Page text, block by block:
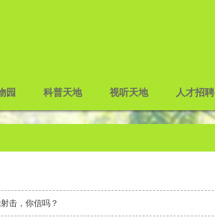
园 科普天地 视听天地 人才招聘
击，你信吗？